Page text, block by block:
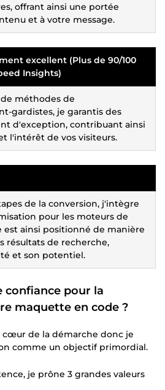
offrant ainsi une portée
et à votre message.
excellent (Plus de 90/100
Insights)
méthodes de
gardistes, je garantis des
d'exception, contribuant ainsi
l'intérêt de vos visiteurs.
de la conversion, j'intègre
pour les moteurs de
est ainsi positionné de manière
résultats de recherche,
et son potentiel.
confiance pour la
maquette en code ?
cœur de la démarche donc je
comme un objectif primordial.
je prône 3 grandes valeurs